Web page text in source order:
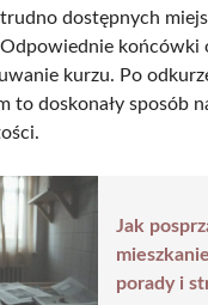
dostępnych
końcówki
kurzu. Po
to doskonały sposób
Jak
porady i